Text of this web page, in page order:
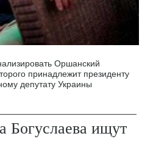
Оршанский
принадлежит президенту
депутату Украины
Богуслаева ищут